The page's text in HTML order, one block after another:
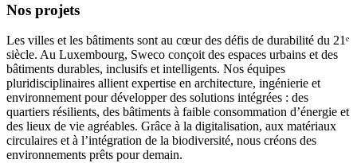
Nos projets
Les villes et les bâtiments sont au cœur des défis de durabilité du 21ᵉ
siècle. Au Luxembourg, Sweco conçoit des espaces urbains et des
bâtiments durables, inclusifs et intelligents. Nos équipes
pluridisciplinaires allient expertise en architecture, ingénierie et
environnement pour développer des solutions intégrées : des
quartiers résilients, des bâtiments à faible consommation d’énergie et
des lieux de vie agréables. Grâce à la digitalisation, aux matériaux
circulaires et à l’intégration de la biodiversité, nous créons des
environnements prêts pour demain.